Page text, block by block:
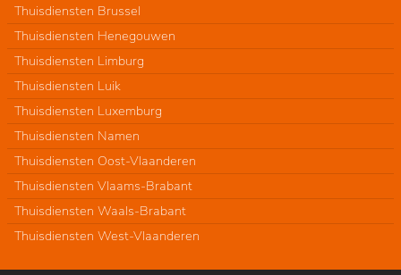
Thuisdiensten Brussel
Thuisdiensten Henegouwen
Thuisdiensten Limburg
Thuisdiensten Luik
Thuisdiensten Luxemburg
Thuisdiensten Namen
Thuisdiensten Oost-Vlaanderen
Thuisdiensten Vlaams-Brabant
Thuisdiensten Waals-Brabant
Thuisdiensten West-Vlaanderen